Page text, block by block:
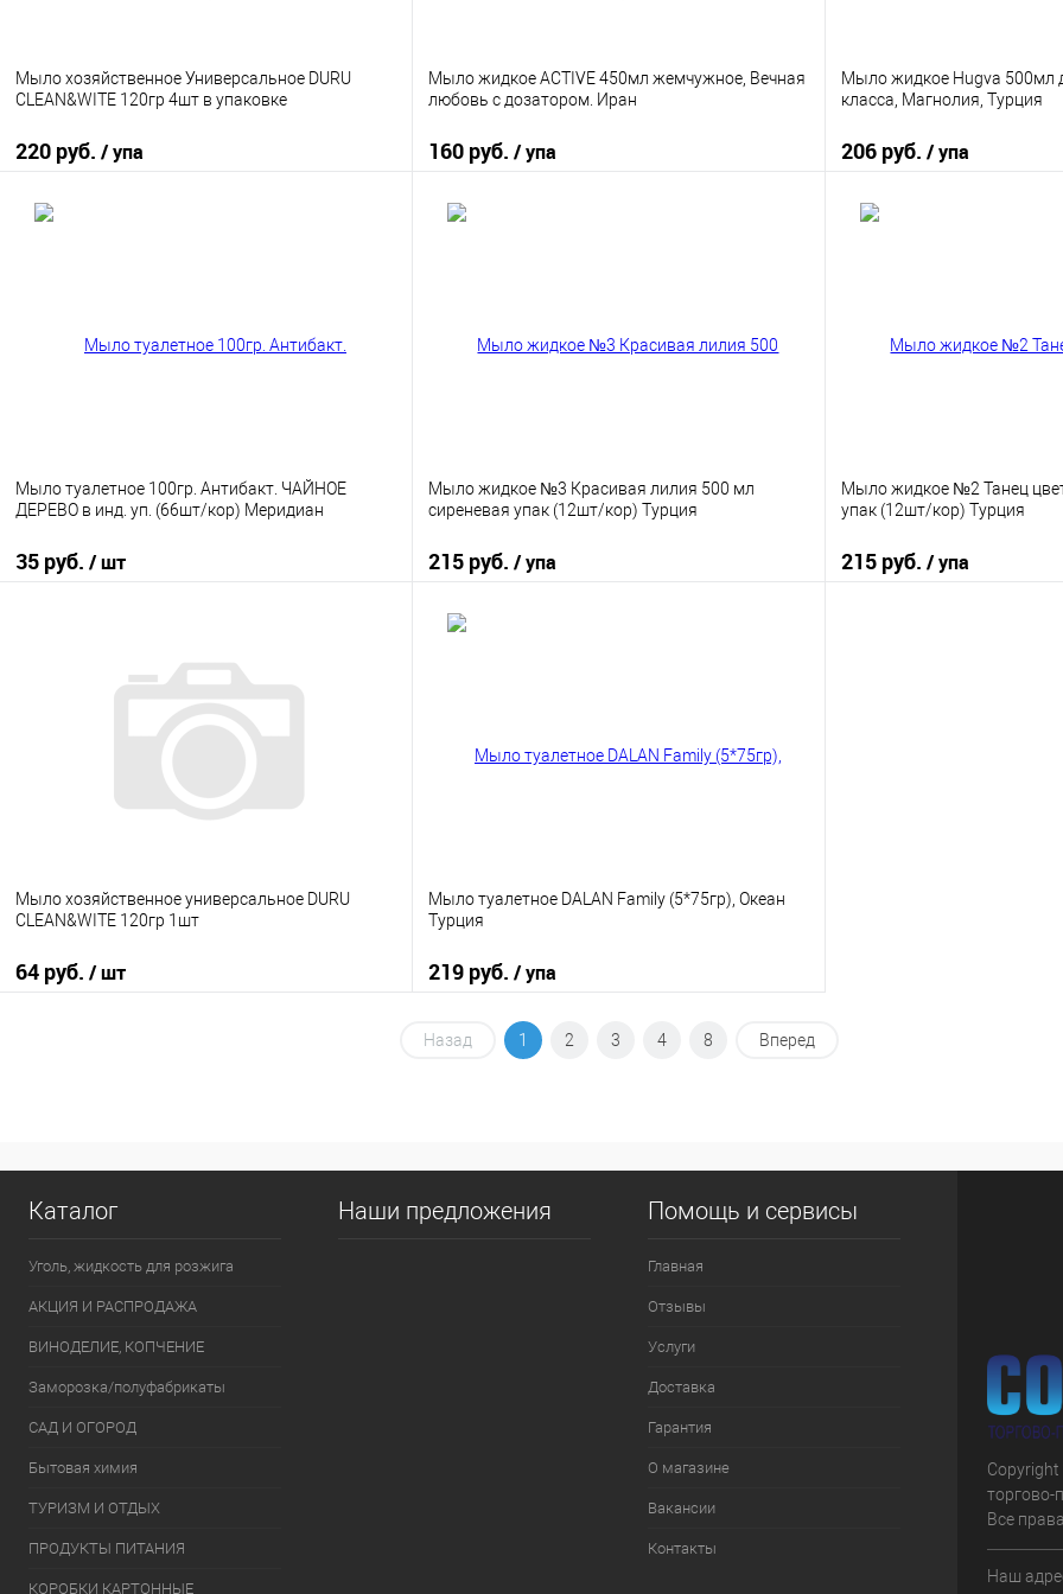
Мыло хозяйственное Универсальное DURU
CLEAN&WITE 120гр 4шт в упаковке
220 руб. / упа
Мыло жидкое ACTIVE 450мл жемчужное, Вечная
любовь с дозатором. Иран
160 руб. / упа
Мыло жидкое Hugva 500мл
класса, Магнолия, Турция
206 руб. / упа
Мыло туалетное 100гр. Антибакт. ЧАЙНОЕ
ДЕРЕВО в инд. уп. (66шт/кор) Меридиан
35 руб. / шт
Купить в 1 клик
К сравнению
В наличии
Мыло жидкое №3 Красивая лилия 500 мл
сиреневая упак (12шт/кор) Турция
215 руб. / упа
Мыло жидкое №2 Танец
упак (12шт/кор) Турция
215 руб. / упа
Мыло хозяйственное универсальное DURU
CLEAN&WITE 120гр 1шт
64 руб. / шт
Мыло туалетное DALAN Family (5*75гр), Океан
Турция
219 руб. / упа
В корзину
Назад 1 2 3 4 8 Вперед
Каталог
Уголь, жидкость для розжига
АКЦИЯ И РАСПРОДАЖА
ВИНОДЕЛИЕ, КОПЧЕНИЕ
Заморозка/полуфабрикаты
САД И ОГОРОД
Бытовая химия
ТУРИЗМ И ОТДЫХ
ПРОДУКТЫ ПИТАНИЯ
КОРОБКИ КАРТОННЫЕ
Наши предложения Помощь и сервисы
Главная
Отзывы
Услуги
Доставка
Гарантия
О магазине
Вакансии
Контакты
торгово-
Все
Наш